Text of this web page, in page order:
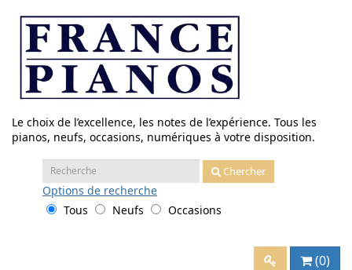
contenu
Le choix de l’excellence, les notes de l’expérience. Tous les
pianos, neufs, occasions, numériques à votre disposition.
Recherche
:
Chercher
Options de recherche
Tous
Neufs Occasions
(0)